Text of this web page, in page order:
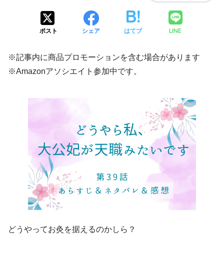
ポスト シェア はてブ LINE
※記事内に商品プロモーションを含む場合があります
※Amazonアソシエイト参加中です。
どうやってお灸を据えるのかしら？